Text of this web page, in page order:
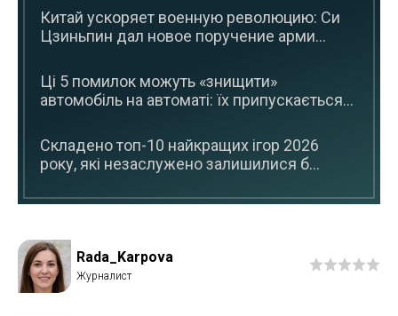
Китай ускоряет военную революцию: Си
Цзиньпин дал новое поручение арми...
Ці 5 помилок можуть «знищити»
автомобіль на автоматі: їх припускається...
Складено топ-10 найкращих ігор 2026
року, які незаслужено залишилися б...
Rada_Karpova